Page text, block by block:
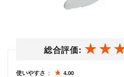
総合評価:
使いやすさ 4.00